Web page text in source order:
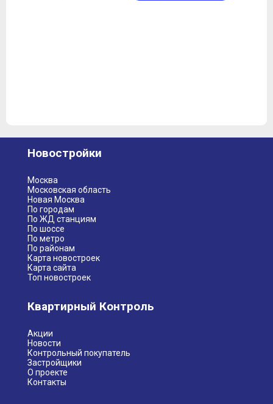
Новостройки
Москва
Московская область
Новая Москва
По городам
По ЖД станциям
По шоссе
По метро
По районам
Карта новостроек
Карта сайта
Топ новостроек
Квартирный Контроль
Акции
Новости
Контрольный покупатель
Застройщики
О проекте
Контакты